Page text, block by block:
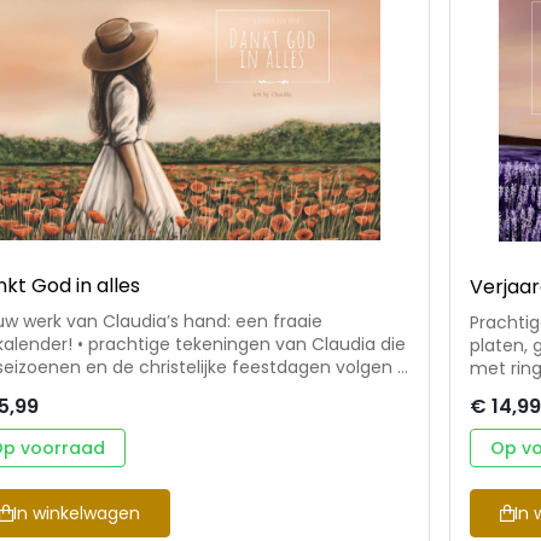
God in alles
werk van Claudia’s hand: een fraaie
tekeningen van Claudia die
en de christelijke feestdagen volgen •
of een ander bijpassend citaat •
handzaam formaat Claudia Weststrate
heeft sinds 2022 een kaartenlijn met
(Art by Claudia). Hiermee geeft ze uiting
het verlangen om te schilderen in toewijding
voorraad
In winkelwagen
platen,
met
met
aan het
€ 14,99
Op
In